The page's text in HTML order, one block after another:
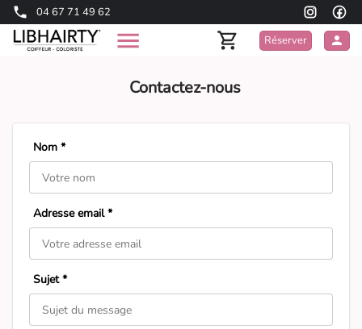
04 67 71 49 62
Réserver
Contactez-nous
Nom *
Adresse email *
Sujet *